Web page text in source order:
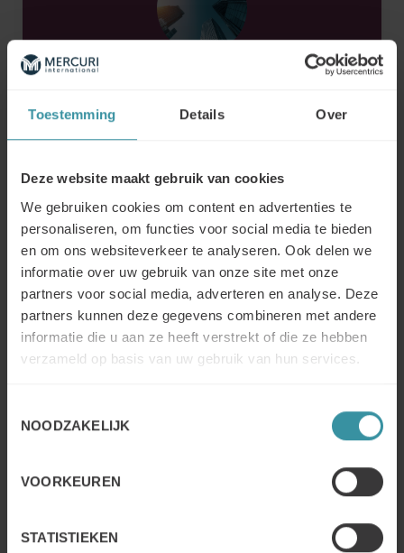
Toestemming Details Over
Deze website maakt gebruik van cookies
We gebruiken cookies om content en advertenties te
personaliseren, om functies voor social media te bieden
en om ons websiteverkeer te analyseren. Ook delen we
informatie over uw gebruik van onze site met onze
partners voor social media, adverteren en analyse. Deze
partners kunnen deze gegevens combineren met andere
informatie die u aan ze heeft verstrekt of die ze hebben
verzameld op basis van uw gebruik van hun services.
NOODZAKELIJK
VOORKEUREN
STATISTIEKEN
Intelligence artificielle ou émotionnelle ?
Les chiffres - un regard sur l'évolution de la